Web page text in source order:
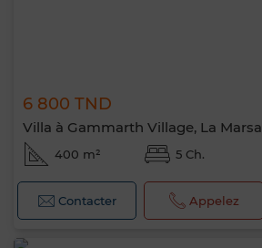
6 800 TND
Villa à Gammarth Village, La Marsa
400 m² 5 Ch.
Contacter Appelez